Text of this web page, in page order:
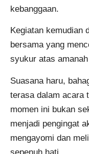
kebanggaan.
Kegiatan kemudian
bersama yang
syukur atas
Suasana haru,
terasa dalam acara
momen ini bukan
menjadi pengingat
mengayomi dan
sepenuh hati.